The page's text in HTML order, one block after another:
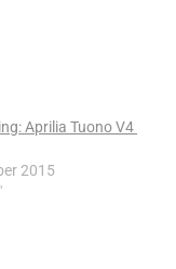
Aprilia Tuono V4
2015